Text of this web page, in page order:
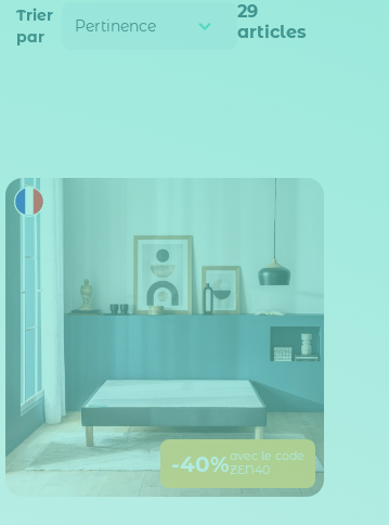
Trier
par
29
articles
-40%avec le code
ZEN40